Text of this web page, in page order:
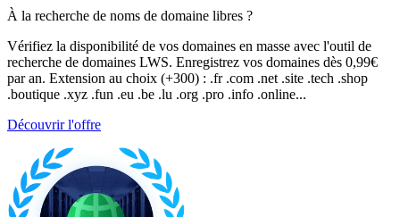
À la recherche de noms de domaine libres ?
Vérifiez la disponibilité de vos domaines en masse avec l'outil de
recherche de domaines LWS. Enregistrez vos domaines dès 0,99€
par an. Extension au choix (+300) : .fr .com .net .site .tech .shop
.boutique .xyz .fun .eu .be .lu .org .pro .info .online...
Découvrir l'offre